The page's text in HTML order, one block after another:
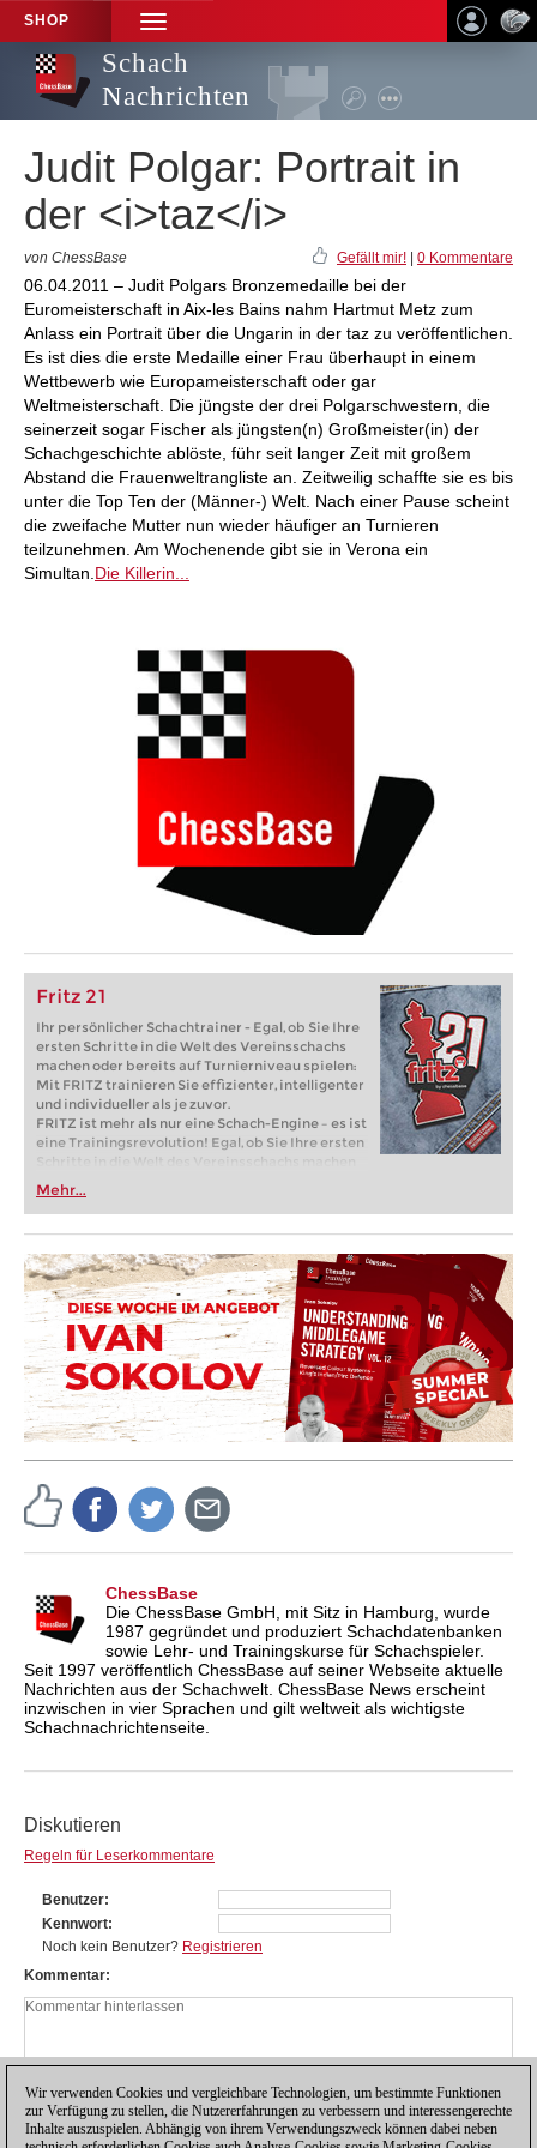
SHOP
TOGGLE
NAVIGATION
Schach
Nachrichten
Judit Polgar: Portrait in
der <i>taz</i>
von ChessBase Gefällt mir! 0 Kommentare
06.04.2011 – Judit Polgars Bronzemedaille bei der
Euromeisterschaft in Aix-les Bains nahm Hartmut Metz zum
Anlass ein Portrait über die Ungarin in der taz zu veröffentlichen.
Es ist dies die erste Medaille einer Frau überhaupt in einem
Wettbewerb wie Europameisterschaft oder gar
Weltmeisterschaft. Die jüngste der drei Polgarschwestern, die
seinerzeit sogar Fischer als jüngsten(n) Großmeister(in) der
Schachgeschichte ablöste, führ seit langer Zeit mit großem
Abstand die Frauenweltrangliste an. Zeitweilig schaffte sie es bis
unter die Top Ten der (Männer-) Welt. Nach einer Pause scheint
die zweifache Mutter nun wieder häufiger an Turnieren
teilzunehmen. Am Wochenende gibt sie in Verona ein
Simultan. Die Killerin...
Fritz 21
Ihr persönlicher Schachtrainer - Egal, ob Sie Ihre
ersten Schritte in die Welt des Vereinsschachs
machen oder bereits auf Turnierniveau spielen:
Mit FRITZ trainieren Sie effizienter, intelligenter
und individueller als je zuvor.
FRITZ ist mehr als nur eine Schach-Engine – es ist
eine Trainingsrevolution! Egal, ob Sie Ihre ersten
Schritte in die Welt des Vereinsschachs machen
oder bereits auf Turnierniveau spielen: Mit
FRITZ trainieren Sie effizienter, intelligenter und
individueller als je zuvor.
Mehr...
ChessBase
Die ChessBase GmbH, mit Sitz in Hamburg, wurde
1987 gegründet und produziert Schachdatenbanken
sowie Lehr- und Trainingskurse für Schachspieler.
Seit 1997 veröffentlich ChessBase auf seiner Webseite aktuelle
Nachrichten aus der Schachwelt. ChessBase News erscheint
inzwischen in vier Sprachen und gilt weltweit als wichtigste
Schachnachrichtenseite.
Diskutieren
Regeln für Leserkommentare
Benutzer
Kennwort
Noch kein Benutzer? Registrieren
Kommentar
Wir verwenden Cookies und vergleichbare Technologien, um bestimmte Funktionen
zur Verfügung zu stellen, die Nutzererfahrungen zu verbessern und interessengerechte
Inhalte auszuspielen. Abhängig von ihrem Verwendungszweck können dabei neben